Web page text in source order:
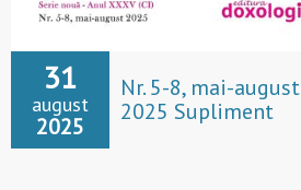
31
august
2025
Nr. 5-8, mai-august
2025 Supliment